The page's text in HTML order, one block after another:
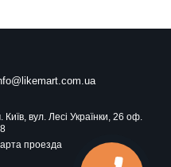
Київ, вул. Лесі Українки, 26 оф.
проезда